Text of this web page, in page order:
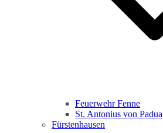
Feuerwehr Fenne
St. Antonius von Padua
Fürstenhausen